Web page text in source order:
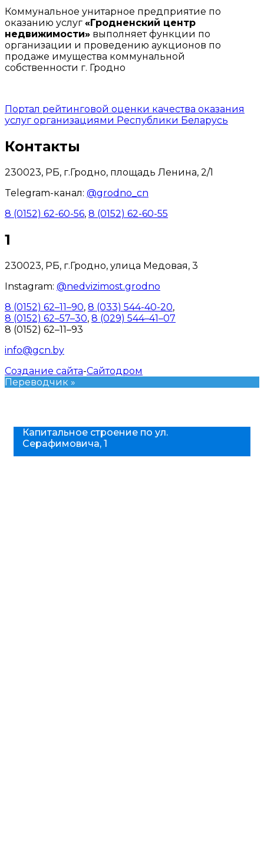
Капитальное строение по ул.
Серафимовича, 1
Коммунальное унитарное предприятие по
оказанию услуг «Гродненский центр
недвижимости» выполняет функции по
организации и проведению аукционов по
продаже имущества коммунальной
собственности г. Гродно
Портал рейтинговой оценки качества оказания
услуг организациями Республики Беларусь
Контакты
230023, РБ, г.Гродно, площадь Ленина, 2/1
Telegram-канал: @grodno_cn
8 (0152) 62-60-56, 8 (0152) 62-60-55
1
230023, РБ, г.Гродно, улица Медовая, 3
Instagram: @nedvizimost.grodno
8 (0152) 62–11–90, 8 (033) 544-40-20,
8 (0152) 62–57–30, 8 (029) 544–41–07
8 (0152) 62–11–93
info@gcn.by
Создание сайта-Сайтодром
Переводчик »